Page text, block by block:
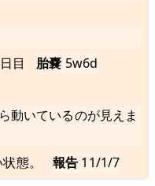
目 胎嚢 5w6d
動いているのが見えま
態。 報告 11/1/7